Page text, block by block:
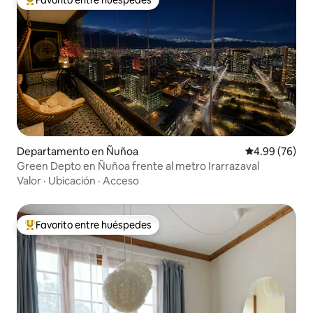
De los mejores en Favorito entre huéspedes
Departamento en Ñuñoa Calificación
4.99 (76)
Green Depto en Ñuñoa frente al metro Irarrazaval
Valor · Ubicación · Acceso
De los mejores en Favorito entre huéspedes
Favorito entre huéspedes